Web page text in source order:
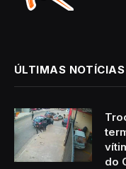
ÚLTIMAS NOTÍCIAS
do